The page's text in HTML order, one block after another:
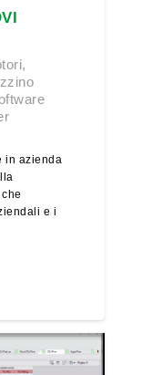
,
in azienda
e i